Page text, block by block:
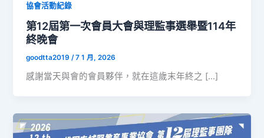
協會活動紀錄
第12屆第一次會員大會與理監事選舉暨114年
終晚會
goodtta2019 /7 1 月, 2026
感謝當天與會的會員夥伴，就在這歲末年終之 […]